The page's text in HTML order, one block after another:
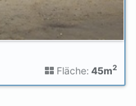
Fläche: 45m2